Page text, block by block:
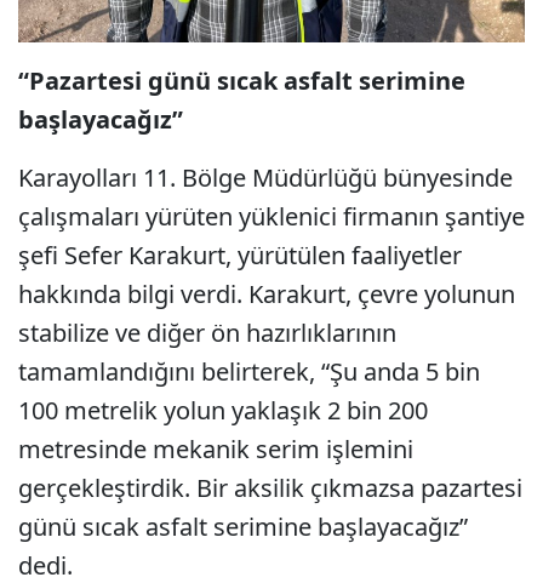
“Pazartesi günü sıcak asfalt serimine
başlayacağız”
Karayolları 11. Bölge Müdürlüğü bünyesinde
çalışmaları yürüten yüklenici firmanın şantiye
şefi Sefer Karakurt, yürütülen faaliyetler
hakkında bilgi verdi. Karakurt, çevre yolunun
stabilize ve diğer ön hazırlıklarının
tamamlandığını belirterek, “Şu anda 5 bin
100 metrelik yolun yaklaşık 2 bin 200
metresinde mekanik serim işlemini
gerçekleştirdik. Bir aksilik çıkmazsa pazartesi
günü sıcak asfalt serimine başlayacağız”
dedi.